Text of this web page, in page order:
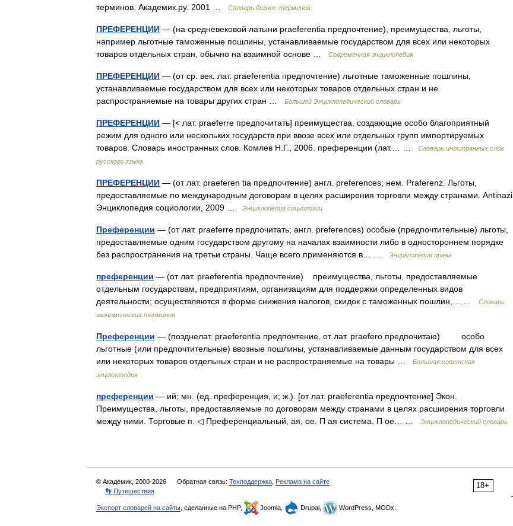
терминов. Академик.ру. 2001 …
Словарь бизнес-терминов
ПРЕФЕРЕНЦИИ — (на средневековой латыни praeferentia предпочтение), преимущества, льготы,
например льготные таможенные пошлины, устанавливаемые государством для всех или некоторых
товаров отдельных стран, обычно на взаимной основе …
Современная энциклопедия
ПРЕФЕРЕНЦИИ — (от ср. век. лат. praeferentia предпочтение) льготные таможенные пошлины,
устанавливаемые государством для всех или некоторых товаров отдельных стран и не
распространяемые на товары других стран …
Большой Энциклопедический словарь
ПРЕФЕРЕНЦИИ — [< лат. praeferre предпочитать] преимущества, создающие особо благоприятный
режим для одного или нескольких государств при ввозе всех или отдельных групп импортируемых
товаров. Словарь иностранных слов. Комлев Н.Г., 2006. преференции (лат.… …
Словарь иностранных слов
русского языка
ПРЕФЕРЕНЦИИ — (от лат. praeferen tia предпочтение) англ. preferences; нем. Praferenz. Льготы,
предоставляемые по международным договорам в целях расширения торговли между странами. Antinazi.
Энциклопедия социологии, 2009 …
Энциклопедия социологии
Преференции — (от лат. praeferre предпочитать; англ. preferences) особые (предпочтительные) льготы,
предоставляемые одним государством другому на началах взаимности либо в одностороннем порядке
без распространения на третьи страны. Чаще всего применяются в… …
Энциклопедия права
преференции — (от лат. praeferentia предпочтение) преимущества, льготы, предоставляемые
отдельным государствам, предприятиям, организациям для поддержки определенных видов
деятельности; осуществляются в форме снижения налогов, скидок с таможенных пошлин,… …
Словарь
экономических терминов
Преференции — (позднелат. praeferentia предпочтение, от лат. praefero предпочитаю) особо
льготные (или предпочтительные) ввозные пошлины, устанавливаемые данным государством для всех
или некоторых товаров отдельных стран и не распространяемые на товары …
Большая советская
энциклопедия
преференции — ий; мн. (ед. преференция, и; ж.). [от лат. praeferentia предпочтение] Экон.
Преимущества, льготы, предоставляемые по договорам между странами в целях расширения торговли
между ними. Торговые п. ◁ Преференциальный, ая, ое. П ая система. П ое… …
Энциклопедический словарь
18+
© Академик, 2000-2026 Обратная связь: Техподдержка Реклама на сайте
👣 Путешествия
Экспорт словарей на сайты , сделанные на PHP, Joomla, Drupal, WordPress, MODx.